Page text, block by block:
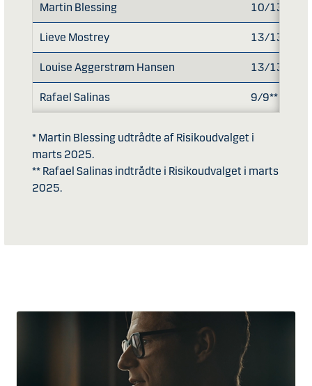
Martin Blessing 10/13*
Lieve Mostrey 13/13
Louise Aggerstrøm Hansen 13/13
Rafael Salinas 9/9**
* Martin Blessing udtrådte af Risikoudvalget i
marts 2025.
** Rafael Salinas indtrådte i Risikoudvalget i marts
2025.